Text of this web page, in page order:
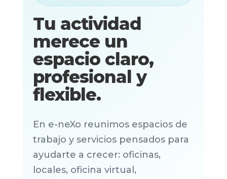
Tu actividad
merece un
espacio claro,
profesional y
flexible.
En e-neXo reunimos espacios de
trabajo y servicios pensados para
ayudarte a crecer: oficinas,
locales, oficina virtual,